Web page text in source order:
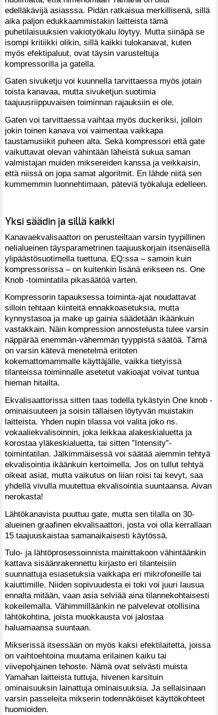
edelläkävijä asiasssa. Pidän ratkaisua merkillisenä, sillä
aika paljon edukkaammistakin laitteista tämä
puhetilaisuuksien vakiotyökalu löytyy. Mutta siinäpä se
isompi kritiikki olikin, sillä kaikki tulokanavat, kuten
myös efektipaluut, ovat täysin varusteltuja
kompressorilla ja gatella.
Gaten sivuketju voi kuunnella tarvittaessa myös jotain
toista kanavaa, mutta sivuketjun suotimia
taajuusriippuvaisen toiminnan rajauksiin ei ole.
Gaten voi tarvittaessa vaihtaa myös duckeriksi, jolloin
jokin toinen kanava voi vaimentaa vaikkapa
taustamusiikit puheen alta. Sekä kompressori että gate
vaikuttavat olevan vähintään läheistä sukua saman
valmistajan muiden miksereiden kanssa ja veikkaisin,
että niissä on jopa samat algoritmit. En lähde niitä sen
kummemmin luonnehtimaan, päteviä työkaluja edelleen.
Yksi säädin ja sillä kaikki
Kanavaekvalisaattori on perusteiltaan varsin tyypillinen
nelialueinen täysparametrinen taajuuskorjain itsenäisellä
ylipäästösuotimella tuettuna. EQ:ssa – samoin kuin
kompressorissa – on kuitenkin lisänä erikseen ns. One
Knob -toimintatila pikasäätöä varten.
Kompressorin tapauksessa toiminta-ajat noudattavat
silloin tehtaan kiinteitä ennakkoasetuksia, mutta
kynnystasoa ja make up gainia säädetään ikäänkuin
vastakkain. Näin kompression annostelusta tulee varsin
näppärää enemmän-vähemmän tyyppistä säätöä. Tämä
on varsin kätevä menetelmä eritoten
kokemattomammalle käyttäjälle, vaikka tietyissä
tilanteissa toiminnalle asetetut vakioajat voivat tuntua
hieman hitailta.
Ekvalisaattorissa sitten taas todella tykästyin One knob -
ominaisuuteen ja soisin tällaisen löytyvän muistakin
laitteista. Yhden nupin tilassa voi valita joko ns.
vokaaliekvalisoinnin, joka leikkaa alakeskialuetta ja
korostaa yläkeskialuetta, tai sitten ”Intensity”-
toimintatilan. Jälkimmäisessä voi säätää aiemmin tehtyä
ekvalisointia ikäänkuin kertoimella. Jos on tullut tehtyä
oikeat asiat, mutta vaikutus on liian roisi tai kevyt, saa
yhdellä vivulla muutettua ekvalisointia suuntaansa. Aivan
nerokasta!
Lähtökanavista puuttuu gate, mutta sen tilalla on 30-
alueinen graafinen ekvalisaattori, josta voi olla kerrallaan
15 taajuuskaistaa samanaikaisesti käytössä.
Tulo- ja lähtöprosessoinnista mainittakoon vähintäänkin
kattava sisäänrakennettu kirjasto eri tilanteisiin
suunnattuja esiasetuksia vaikkapa eri mikrofoneille tai
kaiuttimille. Niiden sopivuudesta ei toki voi juuri lausua
ennalta mitään, vaan asia selviää aina tilannekohtaisesti
kokeilemalla. Vähimmilläänkin ne palvelevat otollisina
lähtökohtina, joista muokkausta voi jalostaa
haluamaansa suuntaan.
Mikserissä itsessään on myös kaksi efektilaitetta, joissa
on vaihtoehtoina muutama erilainen kaiku tai
viivepohjainen tehoste. Nämä ovat selvästi muista
Yamahan laitteista tuttuja, hivenen karsituin
ominaisuuksin lainattuja ominaisuuksia. Ja sellaisinaan
varsin passeleita mikserin todennäköiset käyttökohteet
huomioiden.